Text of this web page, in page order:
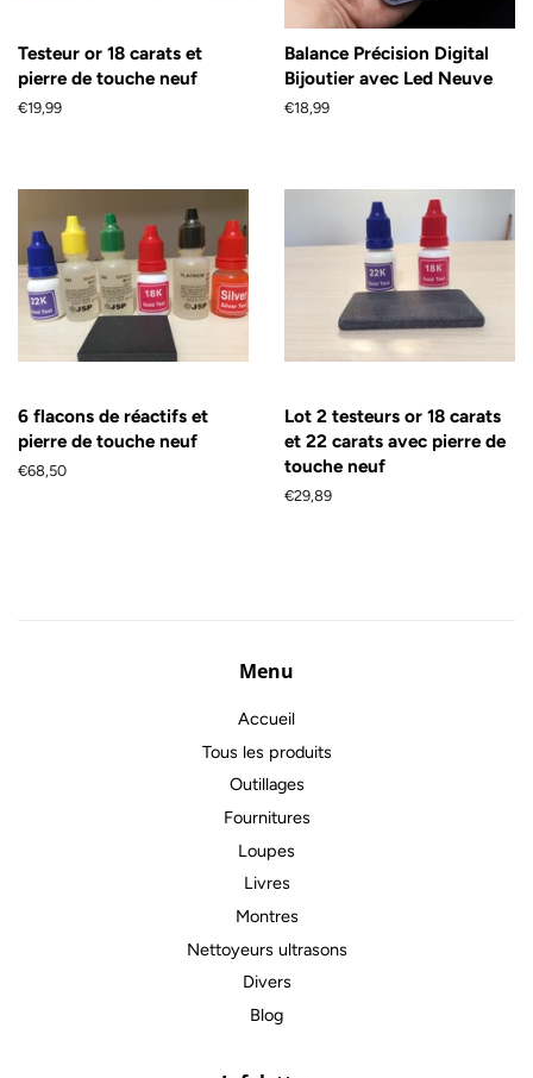
Testeur or 18 carats et
pierre de touche neuf
Prix
€19,99
Balance Précision Digital
Bijoutier avec Led Neuve
Prix
€18,99
6 flacons de réactifs et
pierre de touche neuf
Prix
€68,50
Lot 2 testeurs or 18 carats
et 22 carats avec pierre de
touche neuf
Prix
€29,89
Menu
Accueil
Tous les produits
Outillages
Fournitures
Loupes
Livres
Montres
Nettoyeurs ultrasons
Divers
Blog